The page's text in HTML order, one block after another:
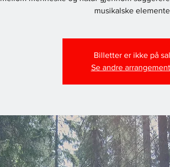
musikalske
Billetter er ikke på
Se andre